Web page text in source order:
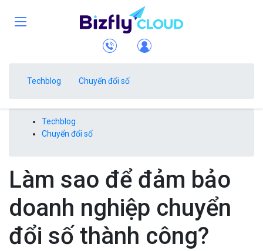
Techblog Chuyển đổi số
Techblog
Chuyển đổi số
Làm sao để đảm bảo
doanh nghiệp chuyển
đổi số thành công?